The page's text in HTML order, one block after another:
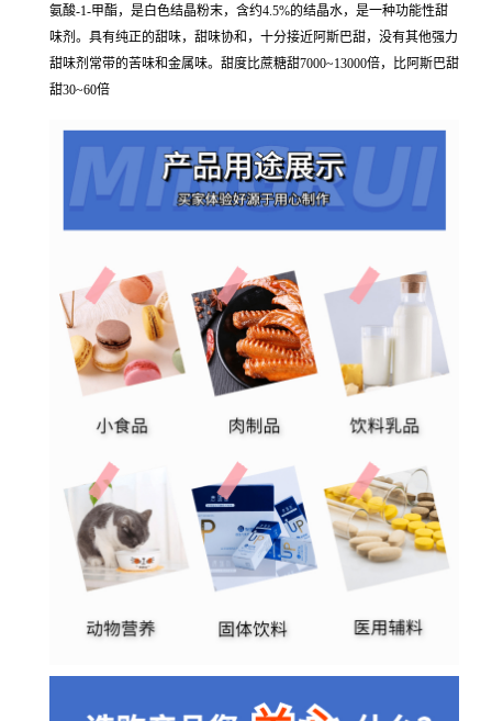
氨酸-1-甲酯，是白色结晶粉末，含约4.5%的结晶水，是一种功能性甜
味剂。具有纯正的甜味，甜味协和，十分接近阿斯巴甜，没有其他强力
甜味剂常带的苦味和金属味。甜度比蔗糖甜7000~13000倍，比阿斯巴甜
甜30~60倍